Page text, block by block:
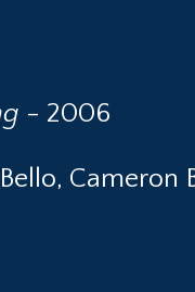
- 2006
Cameron